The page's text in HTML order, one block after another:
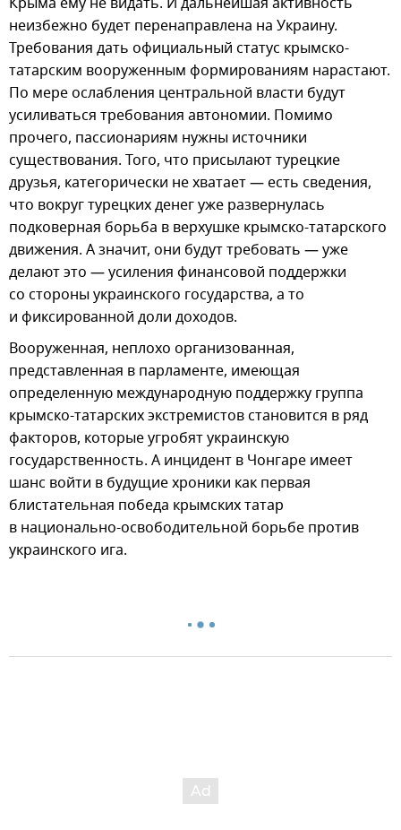
неизбежно будет перенаправлена на Украину.
Требования дать официальный статус крымско-
татарским вооруженным формированиям нарастают.
По мере ослабления центральной власти будут
усиливаться требования автономии. Помимо
прочего, пассионариям нужны источники
существования. Того, что присылают турецкие
друзья, категорически не хватает — есть сведения,
что вокруг турецких денег уже развернулась
подковерная борьба в верхушке крымско-татарского
движения. А значит, они будут требовать — уже
делают это — усиления финансовой поддержки
со стороны украинского государства, а то
и фиксированной доли доходов.
Вооруженная, неплохо организованная,
представленная в парламенте, имеющая
определенную международную поддержку группа
крымско-татарских экстремистов становится в ряд
факторов, которые угробят украинскую
государственность. А инцидент в Чонгаре имеет
шанс войти в будущие хроники как первая
блистательная победа крымских татар
в национально-освободительной борьбе против
украинского ига.